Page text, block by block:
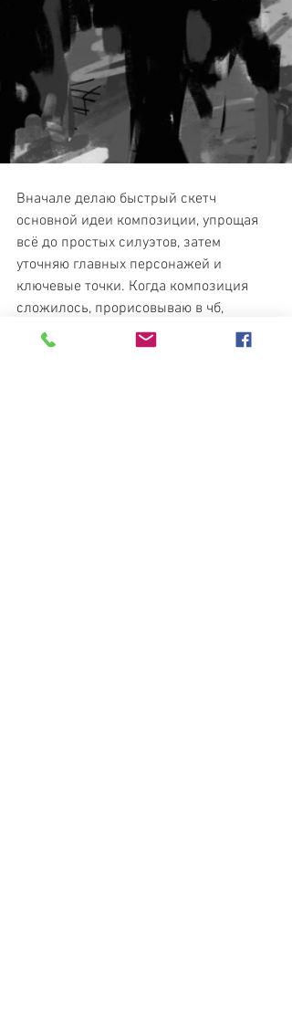
Вначале делаю быстрый скетч
основной идеи композиции, упрощая
всё до простых силуэтов, затем
уточняю главных персонажей и
ключевые точки. Когда композиция
сложилось, прорисовываю в чб,
добавляя или убирая детали.
Финалезирую в цвете.